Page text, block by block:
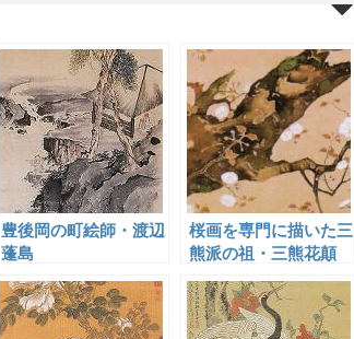
豊後岡の町絵師・渡辺
蓬島
桜画を専門に描いた三
熊派の祖・三熊花顛